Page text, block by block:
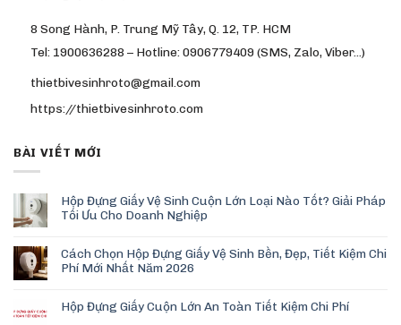
8 Song Hành, P. Trung Mỹ Tây, Q. 12, TP. HCM
Tel: 1900636288 – Hotline: 0906779409 (SMS, Zalo, Viber…)
thietbivesinhroto@gmail.com
https://thietbivesinhroto.com
BÀI VIẾT MỚI
Hộp Đựng Giấy Vệ Sinh Cuộn Lớn Loại Nào Tốt? Giải Pháp
Tối Ưu Cho Doanh Nghiệp
Cách Chọn Hộp Đựng Giấy Vệ Sinh Bền, Đẹp, Tiết Kiệm Chi
Phí Mới Nhất Năm 2026
Hộp Đựng Giấy Cuộn Lớn An Toàn Tiết Kiệm Chi Phí